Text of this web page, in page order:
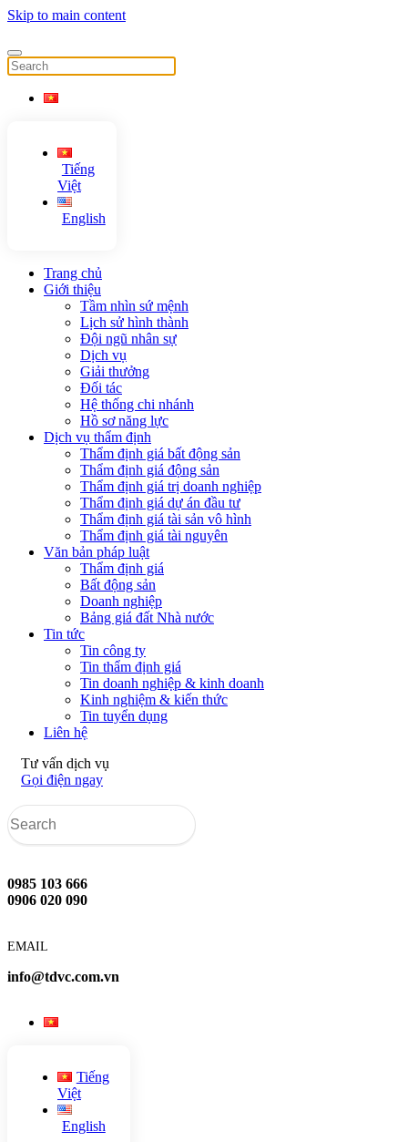
Skip to main content
Tiếng
Việt
English
Trang chủ
Giới thiệu
Tầm nhìn sứ mệnh
Lịch sử hình thành
Đội ngũ nhân sự
Dịch vụ
Giải thưởng
Đối tác
Hệ thống chi nhánh
Hồ sơ năng lực
Dịch vụ thẩm định
Thẩm định giá bất động sản
Thẩm định giá động sản
Thẩm định giá trị doanh nghiệp
Thẩm định giá dự án đầu tư
Thẩm định giá tài sản vô hình
Thẩm định giá tài nguyên
Văn bản pháp luật
Thẩm định giá
Bất động sản
Doanh nghiệp
Bảng giá đất Nhà nước
Tin tức
Tin công ty
Tin thẩm định giá
Tin doanh nghiệp & kinh doanh
Kinh nghiệm & kiến thức
Tin tuyển dụng
Liên hệ
Tư vấn dịch vụ
Gọi điện ngay
0985 103 666
0906 020 090
EMAIL
info@tdvc.com.vn
Tiếng
Việt
English